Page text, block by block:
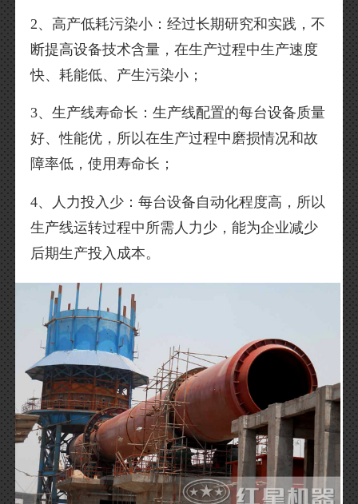
2、高产低耗污染小：经过长期研究和实践，不
断提高设备技术含量，在生产过程中生产速度
快、耗能低、产生污染小；
3、生产线寿命长：生产线配置的每台设备质量
好、性能优，所以在生产过程中磨损情况和故
障率低，使用寿命长；
4、人力投入少：每台设备自动化程度高，所以
生产线运转过程中所需人力少，能为企业减少
后期生产投入成本。